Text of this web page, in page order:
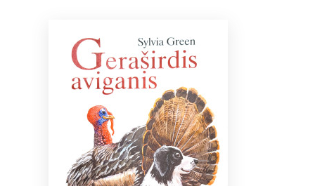
Bibliotekoms
+370 667 80 541